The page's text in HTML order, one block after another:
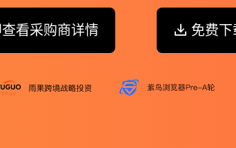
查看采购商详情 免费下